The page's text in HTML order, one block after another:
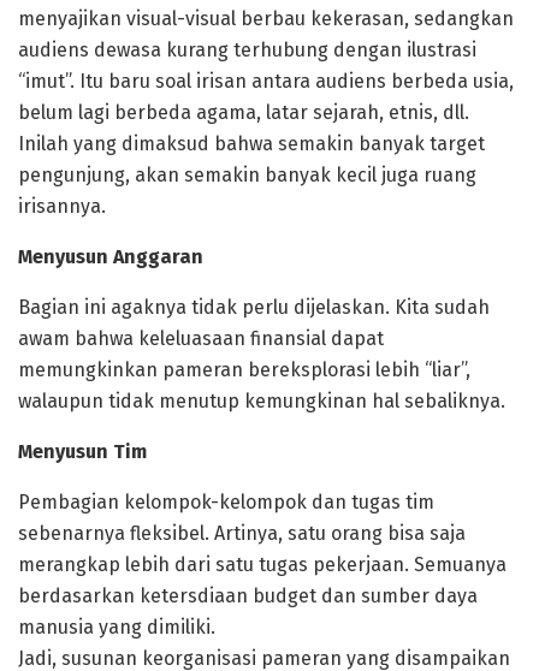
menyajikan visual-visual berbau kekerasan, sedangkan
audiens dewasa kurang terhubung dengan ilustrasi
“imut”. Itu baru soal irisan antara audiens berbeda usia,
belum lagi berbeda agama, latar sejarah, etnis, dll.
Inilah yang dimaksud bahwa semakin banyak target
pengunjung, akan semakin banyak kecil juga ruang
irisannya.
Menyusun Anggaran
Bagian ini agaknya tidak perlu dijelaskan. Kita sudah
awam bahwa keleluasaan finansial dapat
memungkinkan pameran bereksplorasi lebih “liar”,
walaupun tidak menutup kemungkinan hal sebaliknya.
Menyusun Tim
Pembagian kelompok-kelompok dan tugas tim
sebenarnya fleksibel. Artinya, satu orang bisa saja
merangkap lebih dari satu tugas pekerjaan. Semuanya
berdasarkan ketersdiaan budget dan sumber daya
manusia yang dimiliki.
Jadi, susunan keorganisasi pameran yang disampaikan